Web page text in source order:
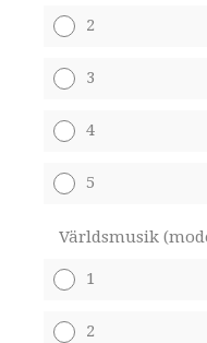
2
3
4
5
Världsmusik
1
2